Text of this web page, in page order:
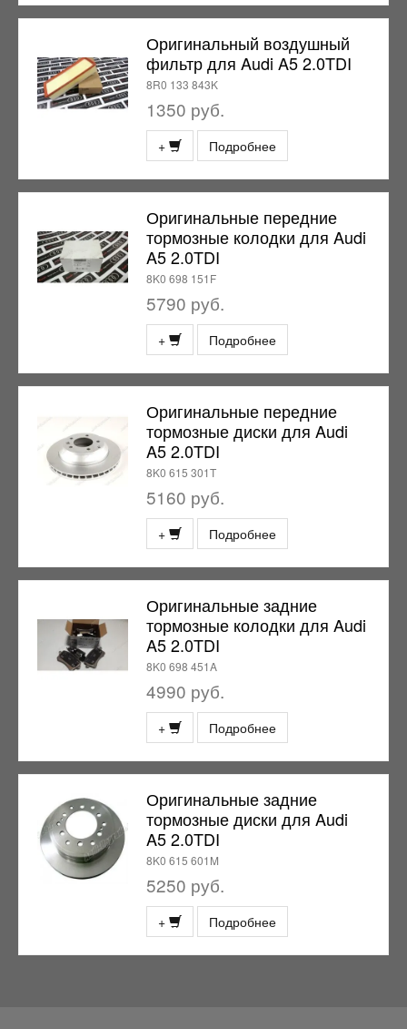
Оригинальный воздушный
фильтр для Audi A5 2.0TDI
8R0 133 843K
1350 руб.
+ Подробнее
Оригинальные передние
тормозные колодки для Audi
A5 2.0TDI
8K0 698 151F
5790 руб.
+ Подробнее
Оригинальные передние
тормозные диски для Audi
A5 2.0TDI
8K0 615 301T
5160 руб.
+ Подробнее
Оригинальные задние
тормозные колодки для Audi
A5 2.0TDI
8K0 698 451A
4990 руб.
+ Подробнее
Оригинальные задние
тормозные диски для Audi
A5 2.0TDI
8K0 615 601M
5250 руб.
+ Подробнее